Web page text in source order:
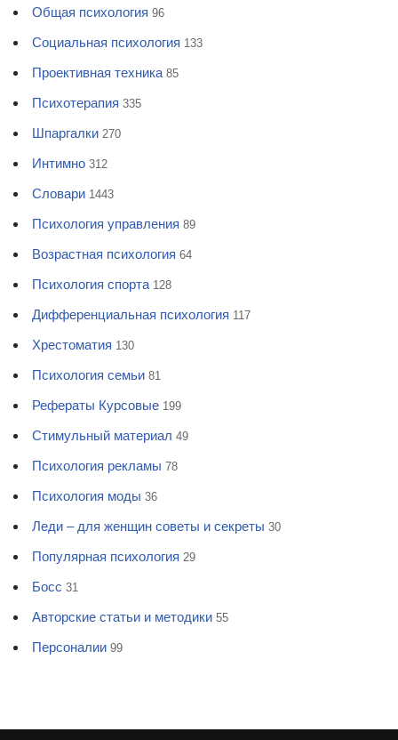
Общая психология 96
Социальная психология 133
Проективная техника 85
Психотерапия 335
Шпаргалки 270
Интимно 312
Словари 1443
Психология управления 89
Возрастная психология 64
Психология спорта 128
Дифференциальная психология 117
Хрестоматия 130
Психология семьи 81
Рефераты Курсовые 199
Стимульный материал 49
Психология рекламы 78
Психология моды 36
Леди – для женщин советы и секреты 30
Популярная психология 29
Босс 31
Авторские статьи и методики 55
Персоналии 99